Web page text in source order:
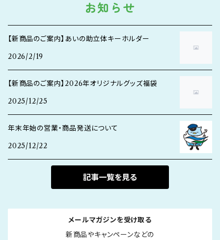
お知らせ
【新商品のご案内】あいの助立体キーホルダー
2026/2/19
【新商品のご案内】2026年オリジナルグッズ福袋
2025/12/25
年末年始の営業・商品発送について
2025/12/22
記事一覧を見る
メールマガジンを受け取る
新商品やキャンペーンなどの